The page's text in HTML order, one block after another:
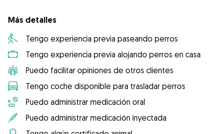
Más detalles
Tengo experiencia previa paseando perros
Tengo experiencia previa alojando perros en casa
Puedo facilitar opiniones de otros clientes
Tengo coche disponible para trasladar perros
Puedo administrar medicación oral
Puedo administrar medicación inyectada